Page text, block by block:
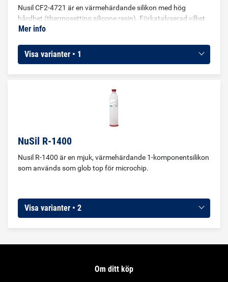
Nusil CF2-4721 är en värmehärdande silikon med hög
hårdhet (thermosetting silicone resin). Förkatalyserad vilket
innebär att den hanteras som en 1-komponentsprodukt.
kärnkrafts-, flyg- och elektronikindustrier. Produkten bildar
ett hårt och transparent material.
Mer info
Visa varianter • 1
NuSil R-1400
Nusil R-1400 är en mjuk, värmehärdande 1-komponentsilikon
som används som glob top för microchip.
Visa varianter • 2
Om ditt köp